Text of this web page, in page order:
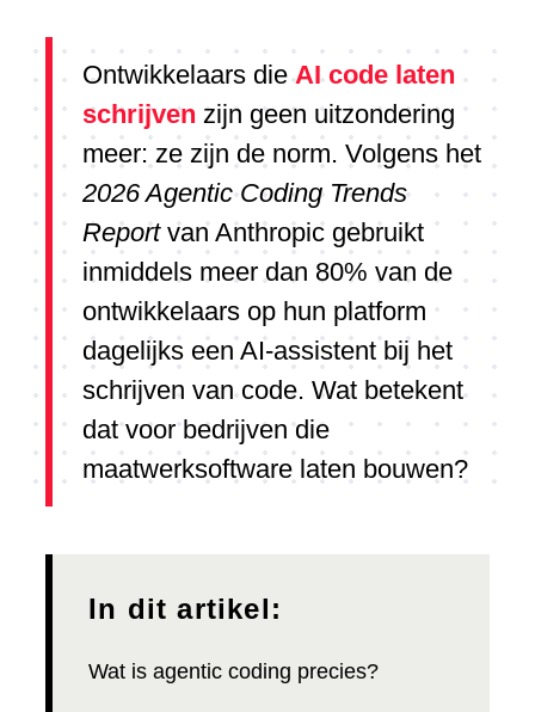
Ontwikkelaars dieAI code laten
schrijven zijn geen uitzondering
meer: ze zijn de norm. Volgens het
2026 Agentic Coding Trends
Reportvan Anthropic gebruikt
inmiddels meer dan 80% van de
ontwikkelaars op hun platform
dagelijks een AI-assistent bij het
schrijven van code. Wat betekent
dat voor bedrijven die
maatwerksoftware laten bouwen?
In dit artikel:
Wat is agentic coding precies?